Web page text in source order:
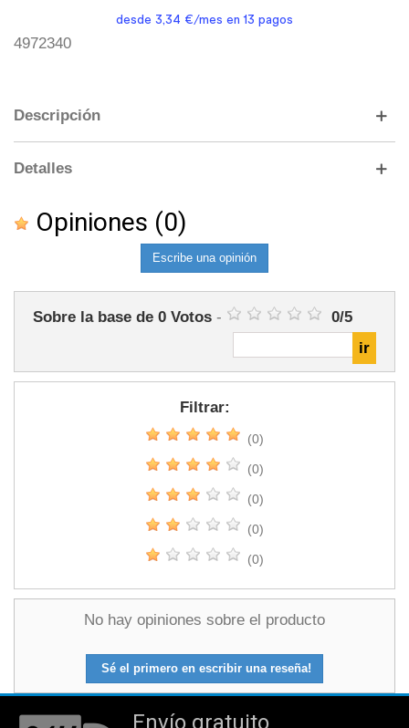
4972340
Descripción
Detalles
Opiniones (0)
Escribe una opinión
Sobre la base de 0 Votos - 0/5
Filtrar:
(0)
(0)
(0)
(0)
(0)
No hay opiniones sobre el producto
Sé el primero en escribir una reseña!
Envío gratuito